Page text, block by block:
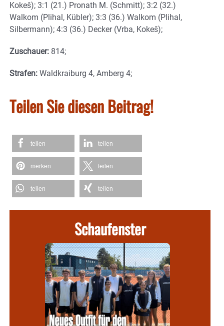
Kokeš); 3:1 (21.) Pronath M. (Schmitt); 3:2 (32.)
Walkom (Plihal, Kübler); 3:3 (36.) Walkom (Plihal,
Silbermann); 4:3 (36.) Decker (Vrba, Kokeš);
Zuschauer: 814;
Strafen: Waldkraiburg 4, Amberg 4;
Teilen Sie diesen Beitrag!
teilen teilen
merken teilen
teilen teilen
Schaufenster